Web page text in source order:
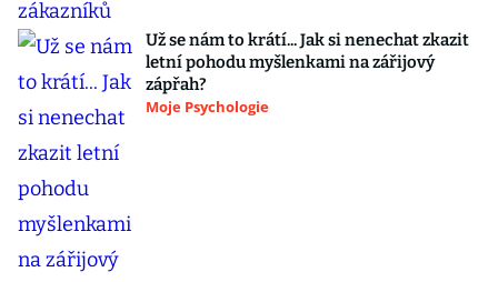
Už se nám to krátí... Jak si nenechat zkazit
letní pohodu myšlenkami na zářijový
zápřah?
Moje Psychologie